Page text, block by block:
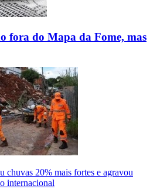
fora do Mapa da Fome, mas
chuvas 20% mais fortes e agravou
internacional